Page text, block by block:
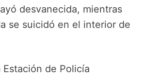
desvanecida, mientras
se suicidó en el interior de
Estación de Policía